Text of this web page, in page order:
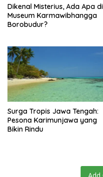
Dikenal Misterius, Ada Apa di
Museum Karmawibhangga
Borobudur?
Surga Tropis Jawa Tengah:
Pesona Karimunjawa yang
Bikin Rindu